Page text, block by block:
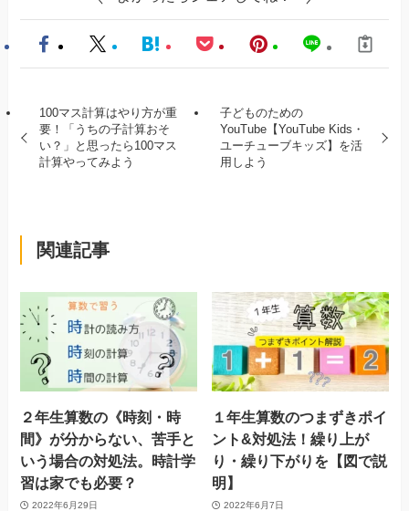
100マス計算はやり方が重
要！「うちの子計算おそ
い？」と思ったら100マス
計算やってみよう
子どものための
YouTube【YouTube Kids・
ユーチューブキッズ】を活
用しよう
関連記事
２年生算数の《時刻・時
間》が分からない、苦手と
いう場合の対処法。時計学
習は家でも必要？
2022年6月29日
１年生算数のつまずきポイ
ント&対処法！繰り上が
り・繰り下がりを【図で説
明】
2022年6月7日